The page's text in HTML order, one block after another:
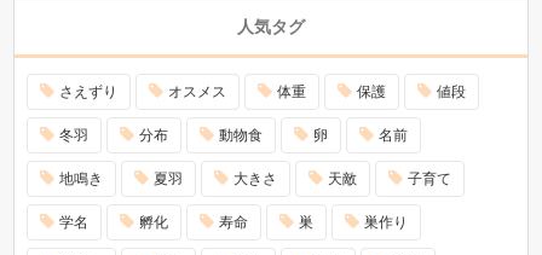
人気タグ
さえずり オスメス 体重 保護 値段
冬羽 分布 動物食 卵 名前
地鳴き 夏羽 大きさ 天敵 子育て
学名 孵化 寿命 巣 巣作り